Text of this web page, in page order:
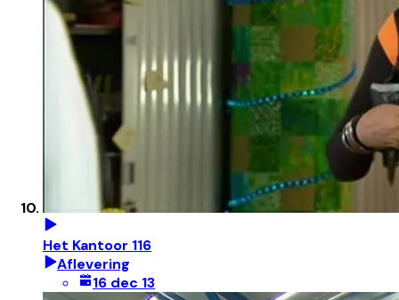
Het Kantoor 116
Aflevering
16 dec 13